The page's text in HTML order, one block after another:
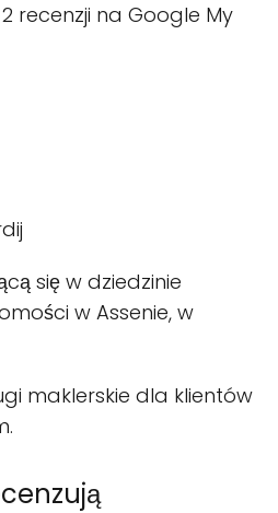
recenzji na Google My
się w dziedzinie
w Assenie, w
maklerskie dla klientów